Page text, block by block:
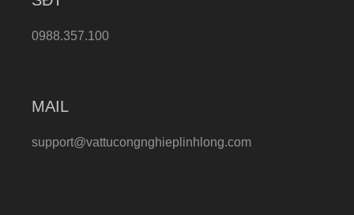
0988.357.100
MAIL
support@vattucongnghieplinhlong.com